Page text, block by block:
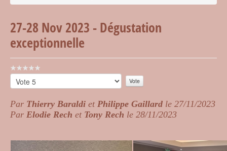
27-28 Nov 2023 - Dégustation
exceptionnelle
Vote
utilisateur:
Veuillez
voter
Par Thierry Baraldi et Philippe Gaillard le 27/11/2023
Par Elodie Rech et Tony Rech le 28/11/2023